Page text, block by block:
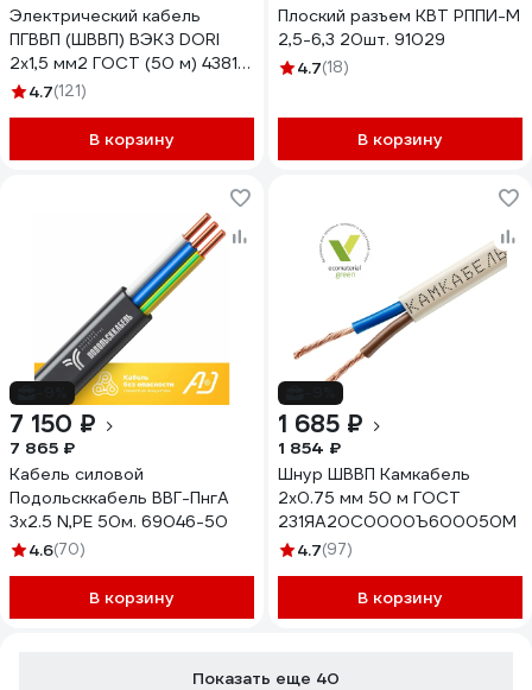
Электрический кабель
ПГВВП (ШВВП) ВЭКЗ DORI
2x1,5 мм2 ГОСТ (50 м) 43812
VEKZ00263
4.7(121)
В корзину
Плоский разъем КВТ РППИ-М
2,5-6,3 20шт. 91029
4.7(18)
В корзину
7 150 ₽
7 865 ₽
Кабель силовой
Подольсккабель ВВГ-ПнгА
3х2.5 N,PE 50м. 69046-50
4.6(70)
В корзину
1 685 ₽
1 854 ₽
Шнур ШВВП Камкабель
2x0.75 мм 50 м ГОСТ
231ЯA20C0000Ъ600050М
4.7(97)
В корзину
Показать еще 40